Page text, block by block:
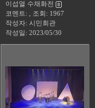
이섭열 수채화전
코멘트: , 조회: 1967
작성자: 시민회관
작성일: 2023/05/30